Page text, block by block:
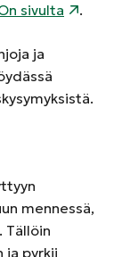
sivulta .
ja
mennessä,
Tällöin
ja pyrkii